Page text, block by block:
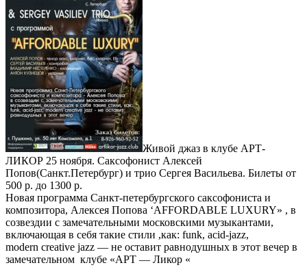
Живой джаз в клубе АРТ-
ЛИКОР 25 ноября. Саксофонист Алексей
Попов(Санкт.Петербург) и трио Сергея Васильева. Билеты от
500 р. до 1300 р.
Новая программа Санкт-петербургского саксофониста и
композитора, Алексея Попова ‘AFFORDABLE LUXURY» , в
созвездии с замечательными московскими музыкантами,
включающая в себя такие стили ,как: funk, acid-jazz,
modern creative jazz — не оставит равнодушных в этот вечер в
замечательном клубе «АРТ — Ликор «